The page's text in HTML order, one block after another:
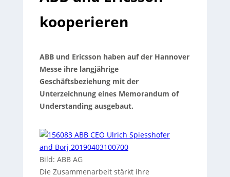
kooperieren
ABB und Ericsson haben auf der Hannover
Messe ihre langjährige
Geschäftsbeziehung mit der
Unterzeichnung eines Memorandum of
Understanding ausgebaut.
Bild: ABB AG
Die Zusammenarbeit stärkt ihre